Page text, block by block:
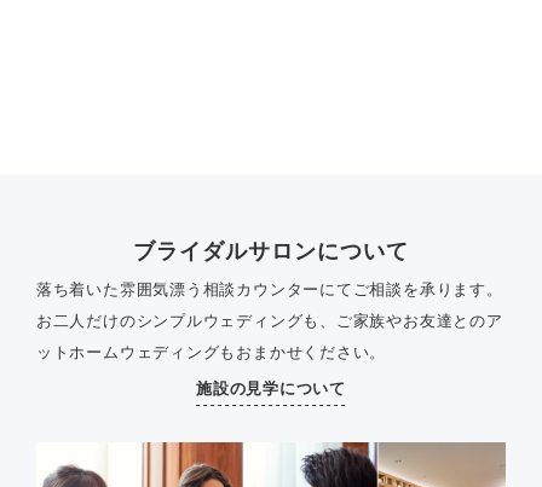
ブライダルサロンについて
落ち着いた雰囲気漂う相談カウンターにてご相談を承ります。
お二人だけのシンプルウェディングも、ご家族やお友達とのア
ットホームウェディングもおまかせください。
施設の見学について